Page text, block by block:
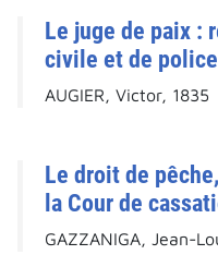
Le juge de paix :
civile et de
AUGIER, Victor, 1835
Le droit de
la Cour de
GAZZANIGA, Jean-